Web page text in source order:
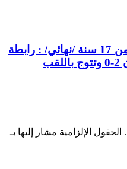
دورة “خضر المستقبل” لأقل من 17 سنة /نهائي/ : رابطة
الحقول الإلزامية مشار إليها بـ